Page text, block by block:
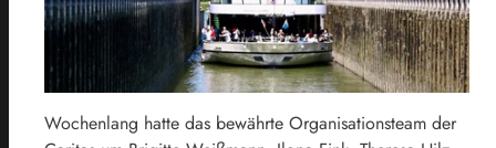
Wochenlang hatte das bewährte Organisationsteam der